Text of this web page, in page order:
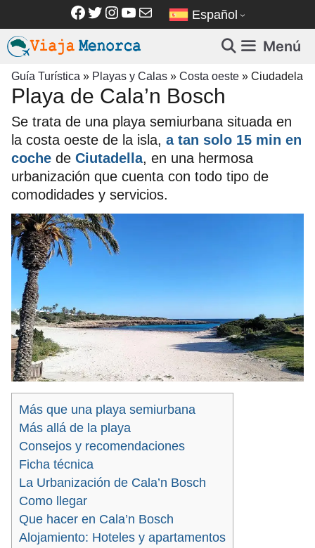
contenido
Facebook
Twitter
Instagram
YouTube
Correo electrónico
Español
Menú
Guía Turística » Playas y Calas » Costa oeste » Ciudadela
Playa de Cala’n Bosch
Se trata de una playa semiurbana situada en
la costa oeste de la isla, a tan solo 15 min en
coche de Ciutadella, en una hermosa
urbanización que cuenta con todo tipo de
comodidades y servicios.
Más que una playa semiurbana
Más allá de la playa
Consejos y recomendaciones
Ficha técnica
La Urbanización de Cala’n Bosch
Como llegar
Que hacer en Cala’n Bosch
Alojamiento: Hoteles y apartamentos